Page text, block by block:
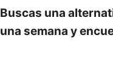
Buscas una
una semana y